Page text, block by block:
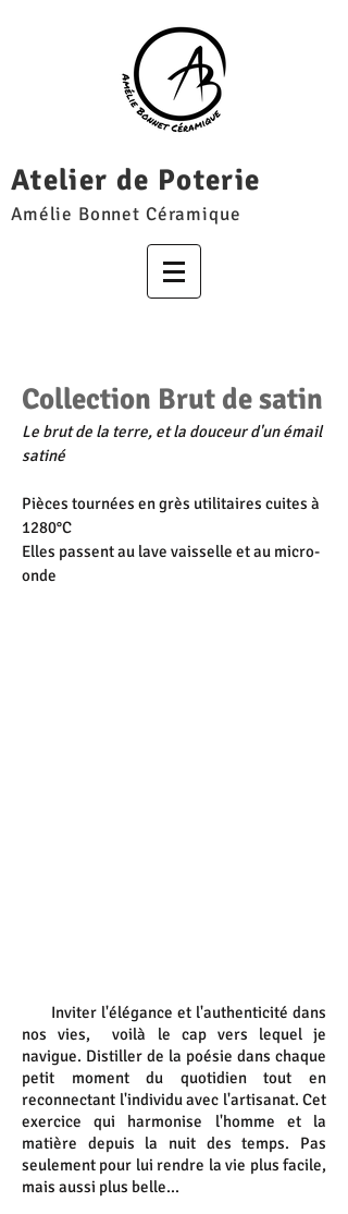
Atelier de Poterie
Amélie Bonnet Céramique
Collection Brut de satin
Le brut de la terre, et la douceur d'un émail
satiné
Pièces tournées en grès utilitaires cuites à
1280°C
Elles passent au lave vaisselle et au micro-
onde
Inviter l'élégance et l'authenticité dans
nos vies, voilà le cap vers lequel je
navigue. Distiller de la poésie dans chaque
petit moment du quotidien tout en
reconnectant l'individu avec l'artisanat. Cet
exercice qui harmonise l'homme et la
matière depuis la nuit des temps. Pas
seulement pour lui rendre la vie plus facile,
mais aussi plus belle...